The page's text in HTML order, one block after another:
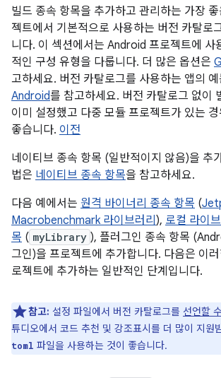
빌드 종속 항목을 추가하고 관리하는 가장
젝트에서 기본적으로 사용하는 버전 카탈로
니다. 이 섹션에서는 Android 프로젝트에 사
적인 구성 유형을 다룹니다. 더 많은 옵션은
고하세요. 버전 카탈로그를 사용하는 앱의 예
Android를 참고하세요. 버전 카탈로그 없이
이미 설정했고 다중 모듈 프로젝트가 있는 경
좋습니다. 이전
네이티브 종속 항목 (일반적이지 않음)을 추
법은 네이티브 종속 항목을 참고하세요.
다음 예에서는 원격 바이너리 종속 항목 (
Macrobenchmark 라이브러리 ), 로컬 라이
목 ( myLibrary ), 플러그인 종속 항목
그인)을 프로젝트에 추가합니다. 다음은 이
로젝트에 추가하는 일반적인 단계입니다.
참고: 설정 파일에서 버전 카탈로그를 선언할
튜디오에서 코드 추천 및 강조표시를 더 많이 지원
toml 파일을 사용하는 것이 좋습니다.